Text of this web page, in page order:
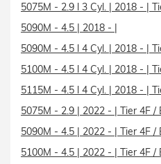
5075M - 2.9 l 3 Cyl. | 2018 - |
5090M - 4.5 | 2018 - |
5090M - 4.5 l 4 Cyl. | 2018 - |
5100M - 4.5 l 4 Cyl. | 2018 - |
5115M - 4.5 l 4 Cyl. | 2018 - |
5075M - 2.9 | 2022 - | Tier 4F /
5090M - 4.5 | 2022 - | Tier 4F /
5100M - 4.5 | 2022 - | Tier 4F /